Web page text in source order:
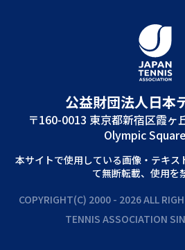
公益財団法⼈⽇本
〒160-0013 東京都新宿区霞
Olympic
本サイトで使⽤している画像‧テキス
て無断転載、使⽤を
COPYRIGHT(C) 2000 - 2026 ALL
TENNIS ASSOCIATION